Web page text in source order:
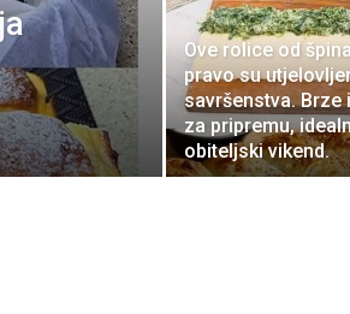
Ove rolice od
pravo su
savršenstva. Brze
za pripremu,
obiteljski vikend.